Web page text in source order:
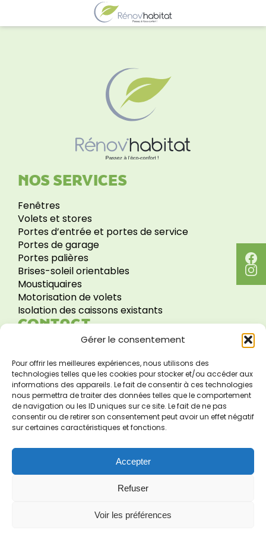
Gérer le consentement
Pour offrir les meilleures expériences, nous utilisons des
technologies telles que les cookies pour stocker et/ou accéder aux
informations des appareils. Le fait de consentir à ces technologies
nous permettra de traiter des données telles que le comportement
de navigation ou les ID uniques sur ce site. Le fait de ne pas
consentir ou de retirer son consentement peut avoir un effet négatif
sur certaines caractéristiques et fonctions.
Accepter
Refuser
Voir les préférences
NOS SERVICES
Fenêtres
Volets et stores
Portes d’entrée et portes de service
Portes de garage
Portes palières
Brises-soleil orientables
Moustiquaires
Motorisation de volets
Isolation des caissons existants
CONTACT
67800 HOENHEIM
renovhabitat@reno-v.fr
03 88 68 00 03
HORAIRES
Lundi au Vendredi
08:30 – 12:00 / 13:30 – 17:30
© Copyright Rénov'Habitat